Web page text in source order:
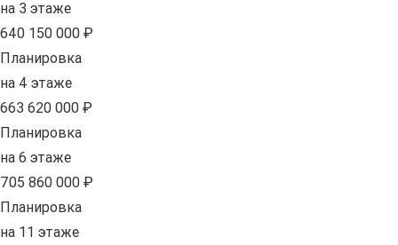
на 3 этаже
640 150 000 ₽
Планировка
на 4 этаже
663 620 000 ₽
Планировка
на 6 этаже
705 860 000 ₽
Планировка
на 11 этаже